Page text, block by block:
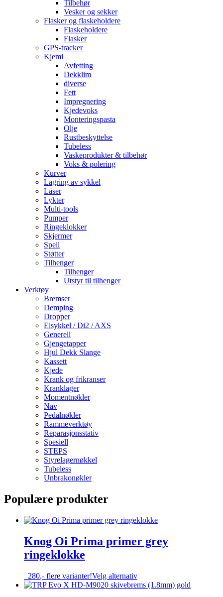
Tilbehør
Vesker og sekker
Flasker og flaskeholdere
Flaskeholdere
Flasker
GPS-tracker
Kjemi
Avfetting
Dekklim
diverse
Fett
Impregnering
Kjedevoks
Monteringspasta
Olje
Rustbeskyttelse
Tubeless
Vaskeprodukter & tilbehør
Voks & polering
Kurver
Lagring av sykkel
Låser
Lykter
Multi-tools
Pumper
Ringeklokker
Skjermer
Speil
Støtter
Tilhenger
Tilhenger
Utstyr til tilhenger
Verktøy
Bremser
Demping
Dropper
Elsykkel / Di2 / AXS
Generell
Gjengetapper
Hjul Dekk Slange
Kassett
Kjede
Krank og frikranser
Kranklager
Momentnøkler
Nav
Pedalnøkler
Rammeverktøy
Reparasjonsstativ
Spesiell
STEPS
Styrelagernøkkel
Tubeless
Unbrakonøkler
Populære produkter
Knog Oi Prima primer grey
ringeklokke
280,- flere varianter!Velg alternativDette
produktet